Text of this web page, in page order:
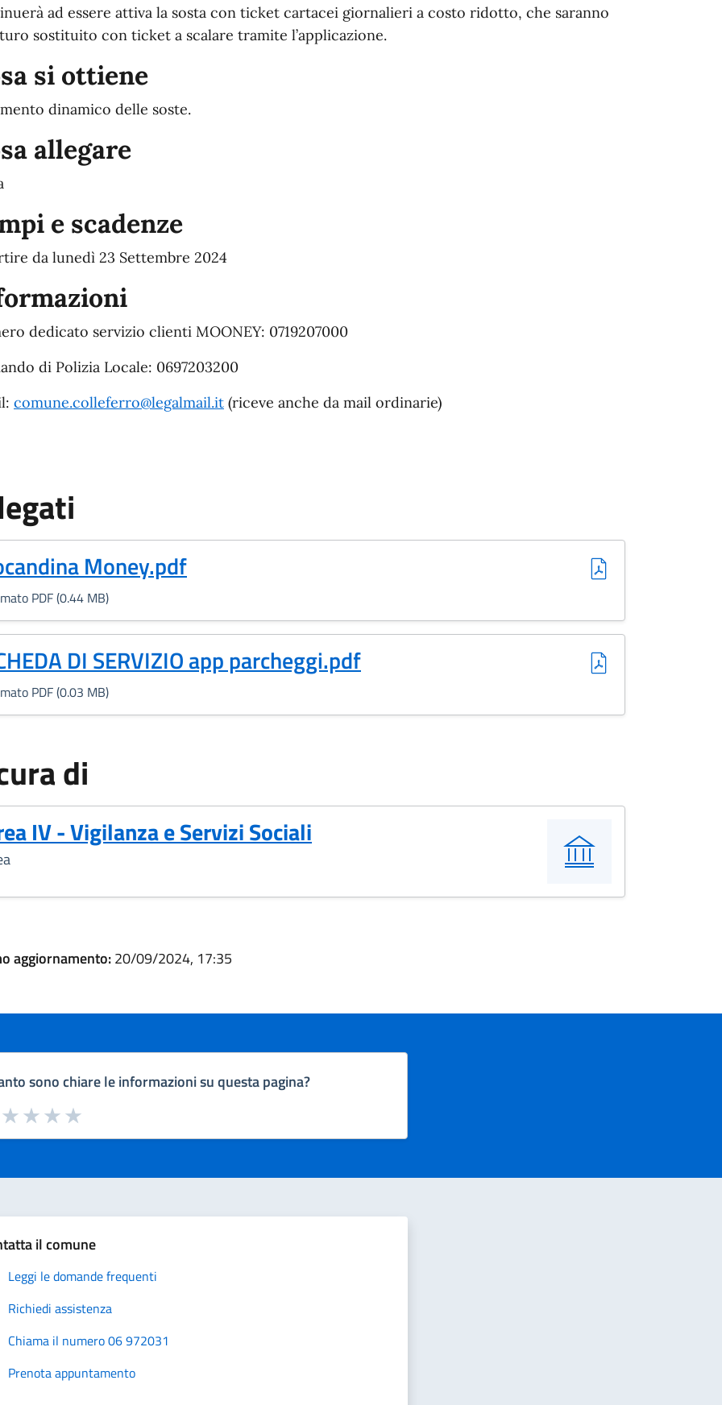
ad essere attiva la sosta con ticket cartacei giornalieri a costo ridotto, che saranno
sostituito con ticket a scalare tramite l’applicazione.
si ottiene
dinamico delle soste.
allegare
e scadenze
da lunedì 23 Settembre 2024
dedicato servizio clienti MOONEY: 0719207000
di Polizia Locale: 0697203200
comune.colleferro@legalmail.it (riceve anche da mail ordinarie)
Money.pdf
PDF, 0.44 MB)
PDF (0.44 MB)
DI SERVIZIO app parcheggi.pdf
PDF, 0.03 MB)
PDF (0.03 MB)
di
IV - Vigilanza e Servizi Sociali
aggiornamento:20/09/2024, 17:35
sono chiare le informazioni su questa pagina?
da 1 a 5 stelle la pagina
Valuta 5 stelle su 5
Valuta 4 stelle su 5
Valuta 3 stelle su 5
Valuta 2 stelle su 5
1 stelle su 5
il comune
Leggi le domande frequenti
Richiedi assistenza
Chiama il numero 06 972031
Prenota appuntamento